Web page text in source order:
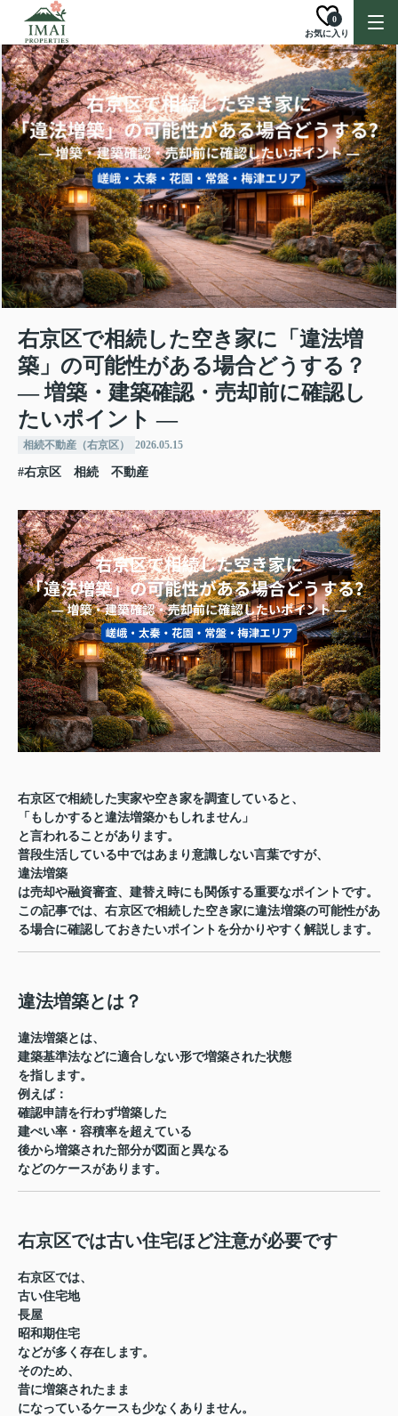
お気に入り
0
右京区で相続した空き家に「違法増
築」の可能性がある場合どうする？
― 増築・建築確認・売却前に確認し
たいポイント ―
相続不動産（右京区） 2026.05.15
#右京区 相続 不動産
右京区で相続した実家や空き家を調査していると、
「もしかすると違法増築かもしれません」
と言われることがあります。
普段生活している中ではあまり意識しない言葉ですが、
違法増築
は売却や融資審査、建替え時にも関係する重要なポイントです。
この記事では、右京区で相続した空き家に違法増築の可能性があ
る場合に確認しておきたいポイントを分かりやすく解説します。
違法増築とは？
違法増築とは、
建築基準法などに適合しない形で増築された状態
を指します。
例えば：
確認申請を行わず増築した
建ぺい率・容積率を超えている
後から増築された部分が図面と異なる
などのケースがあります。
右京区では古い住宅ほど注意が必要です
右京区では、
古い住宅地
長屋
昭和期住宅
などが多く存在します。
そのため、
昔に増築されたまま
になっているケースも少なくありません。